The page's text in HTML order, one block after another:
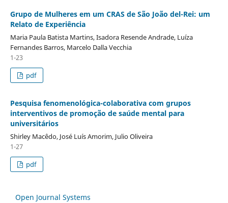
Grupo de Mulheres em um CRAS de São João del-Rei: um
Relato de Experiência
Maria Paula Batista Martins, Isadora Resende Andrade, Luíza
Fernandes Barros, Marcelo Dalla Vecchia
1-23
pdf
Pesquisa fenomenológica-colaborativa com grupos
interventivos de promoção de saúde mental para
universitários
Shirley Macêdo, José Luís Amorim, Julio Oliveira
1-27
pdf
Open Journal Systems